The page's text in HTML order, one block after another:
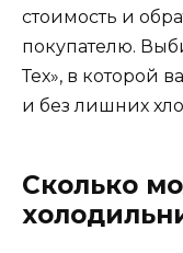
стоимость и
покупателю.
Тех», в которой
и без лишних
Сколько